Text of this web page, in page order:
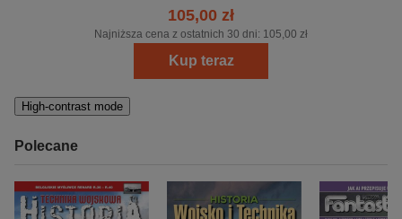
105,00 zł
Najniższa cena z ostatnich 30 dni: 105,00 zł
Kup teraz
High-contrast mode
Polecane